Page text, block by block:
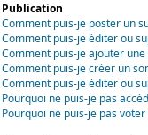
Publication
Comment puis-je poster un
Comment puis-je éditer ou
Comment puis-je ajouter
Comment puis-je créer un
Comment puis-je éditer ou
Pourquoi ne puis-je pas
Pourquoi ne puis-je pas